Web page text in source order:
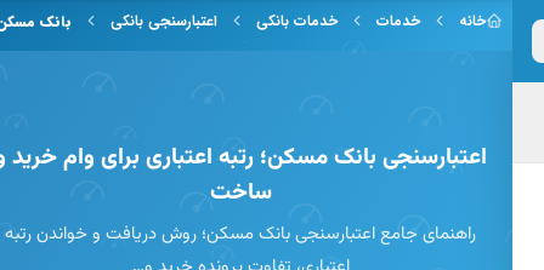
به محتوای اصلی
خانه خدمات خدمات بانکی اعتبارسنجی بانکی بانک مسکن
اعتبارسنجی بانک مسکن؛ رتبه اعتباری برای وام خرید و
ساخت
راهنمای جامع اعتبارسنجی بانک مسکن؛ روش دریافت و خواندن رتبه